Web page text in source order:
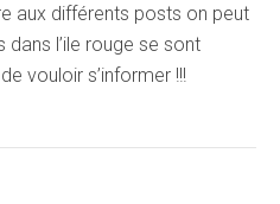
aux différents posts on peut
l’ile rouge se sont
vouloir s’informer !!!